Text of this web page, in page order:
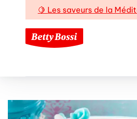
🍋 Les saveurs de la